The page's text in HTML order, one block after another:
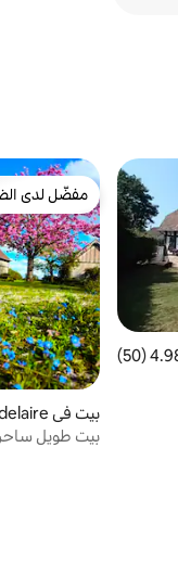
4.98 من 5، 50 مراجعات4.98
مفضّل لدى
مفضّل لدى
بيت في Le Fidelaire
بيت طويل